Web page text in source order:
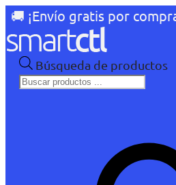
🚚 ¡Envío gratis por
Búsqueda de productos